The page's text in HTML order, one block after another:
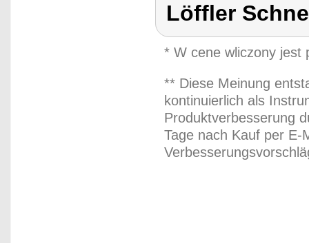
Löffler
* W cene wliczony jest
** Diese Meinung
kontinuierlich als
Produktverbesserung
Tage nach Kauf per E-